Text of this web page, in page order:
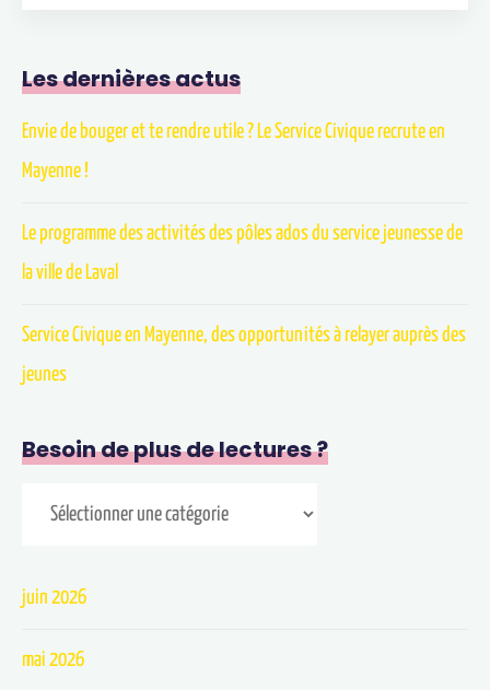
Les dernières actus
Envie de bouger et te rendre utile ? Le Service Civique recrute en
Mayenne !
Le programme des activités des pôles ados du service jeunesse de
la ville de Laval
Service Civique en Mayenne, des opportunités à relayer auprès des
jeunes
Besoin de plus de lectures ?
juin 2026
mai 2026